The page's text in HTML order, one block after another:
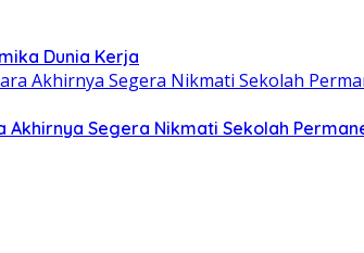
Dunia Kerja
Akhirnya Segera Nikmati Sekolah